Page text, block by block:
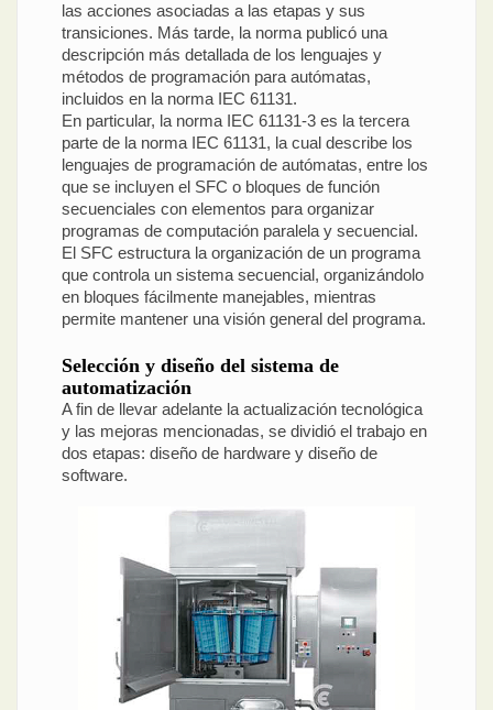
las acciones asociadas a las etapas y sus
transiciones. Más tarde, la norma publicó una
descripción más detallada de los lenguajes y
métodos de programación para autómatas,
incluidos en la norma IEC 61131.
En particular, la norma IEC 61131-3 es la tercera
parte de la norma IEC 61131, la cual describe los
lenguajes de programación de autómatas, entre los
que se incluyen el SFC o bloques de función
secuenciales con elementos para organizar
programas de computación paralela y secuencial.
El SFC estructura la organización de un programa
que controla un sistema secuencial, organizándolo
en bloques fácilmente manejables, mientras
permite mantener una visión general del programa.
Selección y diseño del sistema de
automatización
A fin de llevar adelante la actualización tecnológica
y las mejoras mencionadas, se dividió el trabajo en
dos etapas: diseño de hardware y diseño de
software.